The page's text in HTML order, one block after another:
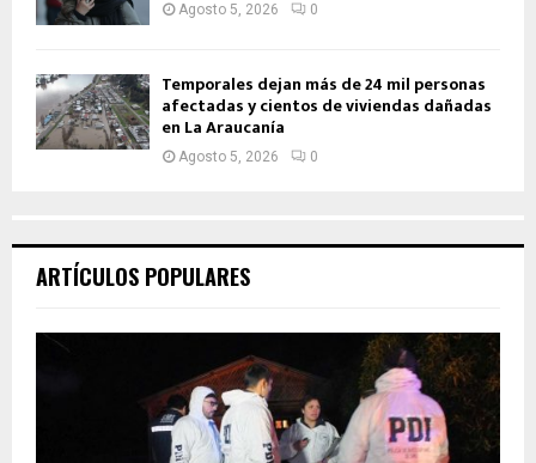
Agosto 5, 2026 0
Temporales dejan más de 24 mil personas
afectadas y cientos de viviendas dañadas
en La Araucanía
Agosto 5, 2026 0
ARTÍCULOS POPULARES